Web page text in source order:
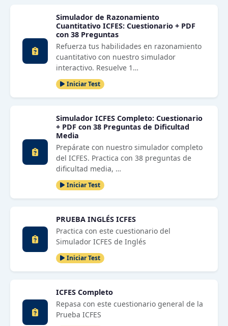
Simulador de Razonamiento
Cuantitativo ICFES: Cuestionario + PDF
con 38 Preguntas
Refuerza tus habilidades en razonamiento
cuantitativo con nuestro simulador
interactivo. Resuelve 1…
Iniciar Test
Simulador ICFES Completo: Cuestionario
+ PDF con 38 Preguntas de Dificultad
Media
Prepárate con nuestro simulador completo
del ICFES. Practica con 38 preguntas de
dificultad media, …
Iniciar Test
PRUEBA INGLÉS ICFES
Practica con este cuestionario del
Simulador ICFES de Inglés
Iniciar Test
ICFES Completo
Repasa con este cuestionario general de la
Prueba ICFES